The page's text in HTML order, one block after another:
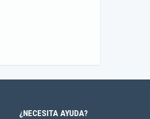
¿NECESITA AYUDA?